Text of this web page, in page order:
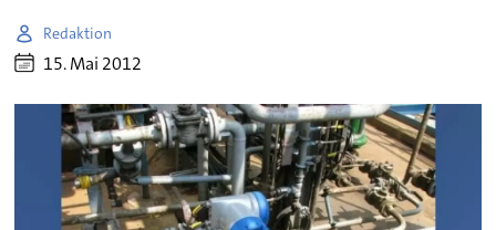
Redaktion
15. Mai 2012